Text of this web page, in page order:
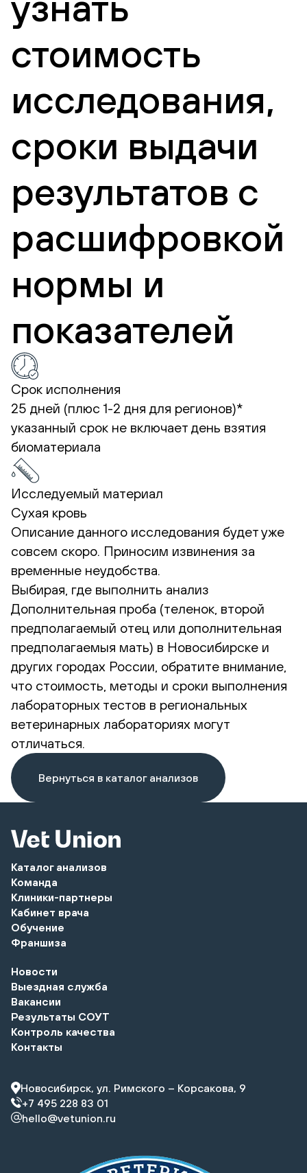
стоимость
исследования,
сроки выдачи
результатов с
расшифровкой
нормы и
показателей
Срок исполнения
25 дней (плюс 1-2 дня для регионов)*
указанный срок не включает день взятия
биоматериала
Исследуемый материал
Сухая кровь
Описание данного исследования будет уже
совсем скоро. Приносим извинения за
временные неудобства.
Выбирая, где выполнить анализ
Дополнительная проба (теленок, второй
предполагаемый отец или дополнительная
предполагаемыя мать) в Новосибирске и
других городах России, обратите внимание,
что стоимость, методы и сроки выполнения
лабораторных тестов в региональных
ветеринарных лабораториях могут
отличаться.
Вернуться в каталог анализов
Каталог анализов
Команда
Клиники-партнеры
Кабинет врача
Обучение
Франшиза
Новости
Выездная служба
Вакансии
Результаты СОУТ
Контроль качества
Контакты
Новосибирск, ул. Римского – Корсакова, 9
+7 495 228 83 01
hello@vetunion.ru